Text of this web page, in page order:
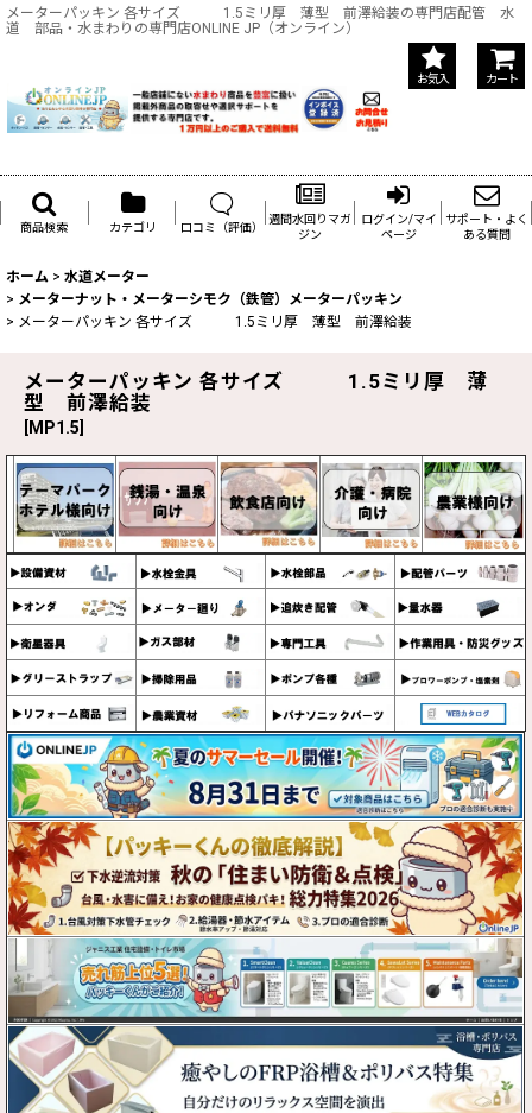
メーターパッキン 各サイズ 1.5ミリ厚 薄型 前澤給装の専門店配管 水
道 部品・水まわりの専門店ONLINE JP（オンライン）
お気入 カート
商品検索 カテゴリ 口コミ（評価）
週間水回りマガ
ジン
ログイン/マイ
ページ
サポート・よく
ある質問
ホーム > 水道メーター
> メーターナット・メーターシモク（鉄管）メーターパッキン
> メーターパッキン 各サイズ 1.5ミリ厚 薄型 前澤給装
メーターパッキン 各サイズ 1.5ミリ厚 薄
型 前澤給装
MP1.5